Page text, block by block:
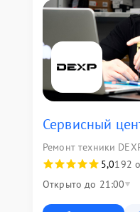
Сервисный
Ремонт техники
5,0192
Открыто до 21:00